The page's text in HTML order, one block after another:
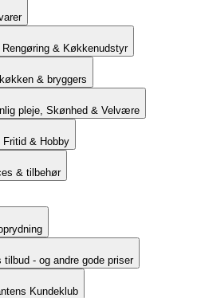
Rengøring & Køkkenudstyr
& bryggers
pleje, Skønhed & Velvære
Fritid & Hobby
& tilbehør
tilbud - og andre gode priser
Kundeklub